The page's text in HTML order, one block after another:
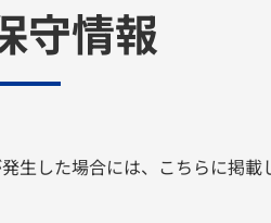
守情報
生した場合には、こちらに掲載